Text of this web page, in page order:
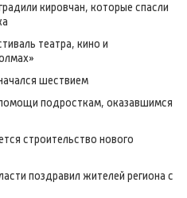
кировчан, которые спасли
театра, кино и
шествием
подросткам, оказавшимся
строительство нового
поздравил жителей региона с